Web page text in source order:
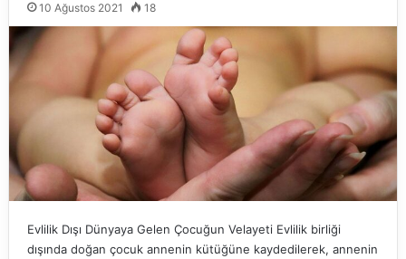
10 Ağustos 2021 18
Evlilik Dışı Dünyaya Gelen Çocuğun Velayeti Evlilik birliği
dışında doğan çocuk annenin kütüğüne kaydedilerek, annenin